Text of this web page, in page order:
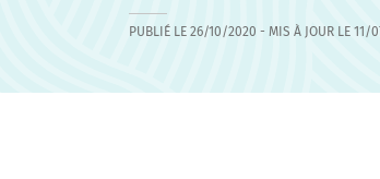
PUBLIÉ LE 26/10/2020 - MIS À JOUR LE 11/